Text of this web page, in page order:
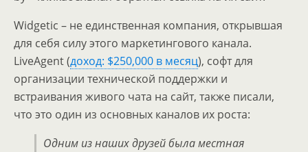
Widgetic – не единственная компания, открывшая
для себя силу этого маркетингового канала.
LiveAgent (доход: $250,000 в месяц), софт для
организации технической поддержки и
встраивания живого чата на сайт, также писали,
что это один из основных каналов их роста:
Одним из наших друзей была местная